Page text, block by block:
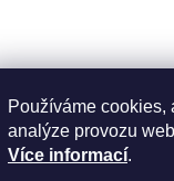
Používáme
analýze provozu
Více informací.